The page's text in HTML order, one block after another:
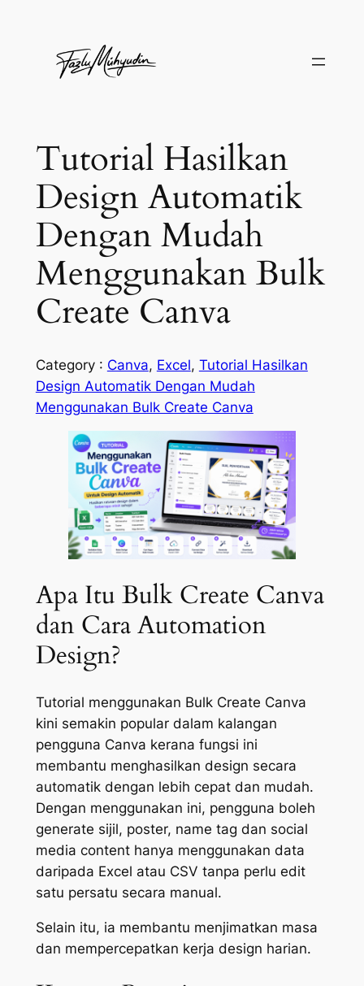
Tutorial Hasilkan
Design Automatik
Dengan Mudah
Menggunakan Bulk
Create Canva
Category : Canva, Excel, Tutorial Hasilkan
Design Automatik Dengan Mudah
Menggunakan Bulk Create Canva
Apa Itu Bulk Create Canva
dan Cara Automation
Design?
Tutorial menggunakan Bulk Create Canva
kini semakin popular dalam kalangan
pengguna Canva kerana fungsi ini
membantu menghasilkan design secara
automatik dengan lebih cepat dan mudah.
Dengan menggunakan ini, pengguna boleh
generate sijil, poster, name tag dan social
media content hanya menggunakan data
daripada Excel atau CSV tanpa perlu edit
satu persatu secara manual.
Selain itu, ia membantu menjimatkan masa
dan mempercepatkan kerja design harian.